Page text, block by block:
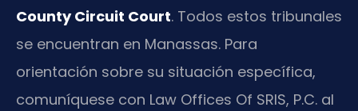
County Circuit Court. Todos estos tribunales
se encuentran en Manassas. Para
orientación sobre su situación específica,
comuníquese con Law Offices Of SRIS, P.C. al